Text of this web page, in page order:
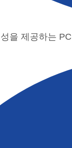
을 제공하는